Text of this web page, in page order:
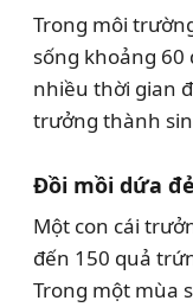
Trong môi
sống khoảng
nhiều thời gian
trưởng thành
Đồi mồi dứa
Một con cái
đến 150 quả
Trong một mùa